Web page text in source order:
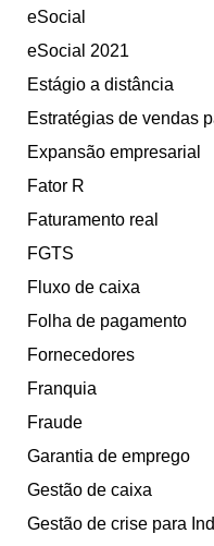
eSocial
eSocial 2021
Estágio a distância
Estratégias de vendas
Expansão empresarial
Fator R
Faturamento real
FGTS
Fluxo de caixa
Folha de pagamento
Fornecedores
Franquia
Fraude
Garantia de emprego
Gestão de caixa
Gestão de crise para